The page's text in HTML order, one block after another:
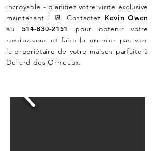
incroyable - planifiez votre visite exclusive
maintenant ! 📆 Contactez Kevin Owen
au 514-830-2151
pour obtenir votre
rendez-vous et faire le premier pas vers
la propriétaire de votre maison parfaite à
Dollard-des-Ormeaux.